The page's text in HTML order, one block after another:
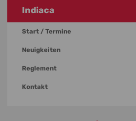
Indiaca
Start / Termine
Neuigkeiten
Reglement
Kontakt